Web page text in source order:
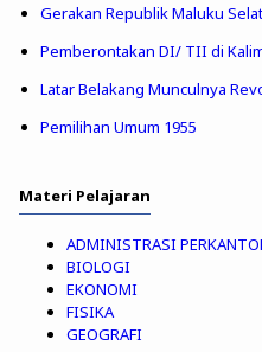
Gerakan Republik Maluku
Pemberontakan DI/ TII di
Latar Belakang Munculnya
Pemilihan Umum 1955
Materi Pelajaran
ADMINISTRASI
BIOLOGI
EKONOMI
FISIKA
GEOGRAFI